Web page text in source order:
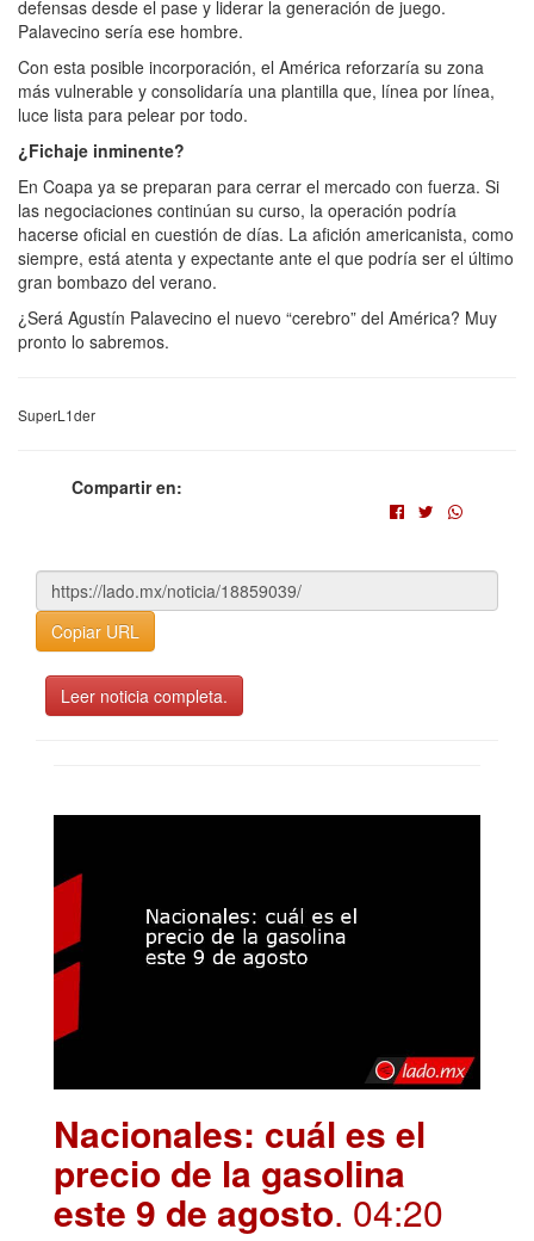
defensas desde el pase y liderar la generación de juego.
Palavecino sería ese hombre.
Con esta posible incorporación, el América reforzaría su zona
más vulnerable y consolidaría una plantilla que, línea por línea,
luce lista para pelear por todo.
¿Fichaje inminente?
En Coapa ya se preparan para cerrar el mercado con fuerza. Si
las negociaciones continúan su curso, la operación podría
hacerse oficial en cuestión de días. La afición americanista, como
siempre, está atenta y expectante ante el que podría ser el último
gran bombazo del verano.
¿Será Agustín Palavecino el nuevo “cerebro” del América? Muy
pronto lo sabremos.
SuperL1der
Compartir en:
Copiar URL
Leer noticia completa.
Nacionales: cuál es el
precio de la gasolina
este 9 de agosto. 04:20